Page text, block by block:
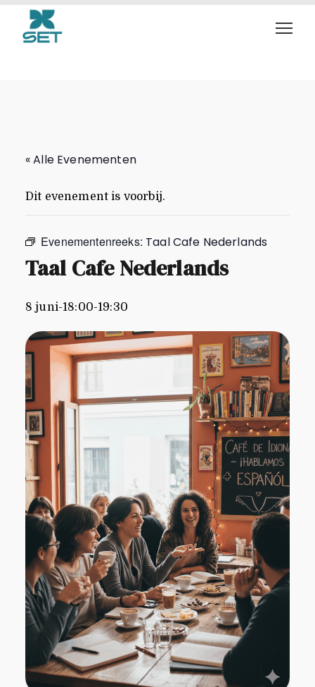
Taal Cafe Nederlands
« Alle Evenementen
Dit evenement is voorbij.
Evenementenreeks: Taal Cafe Nederlands
Taal Cafe Nederlands
8 juni-18:00-19:30